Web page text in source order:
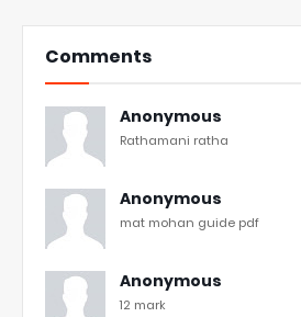
Comments
Anonymous
Rathamani ratha
Anonymous
mat mohan guide pdf
Anonymous
12 mark